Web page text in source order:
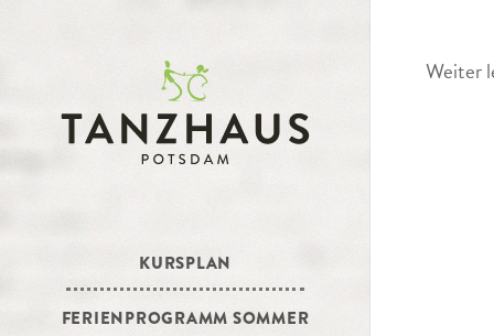
KURSPLAN
FERIENPROGRAMM SOMMER
Weiter